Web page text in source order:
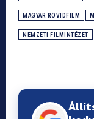
MAGYAR RÖVIDFILM
NEMZETI FILMINTÉZET